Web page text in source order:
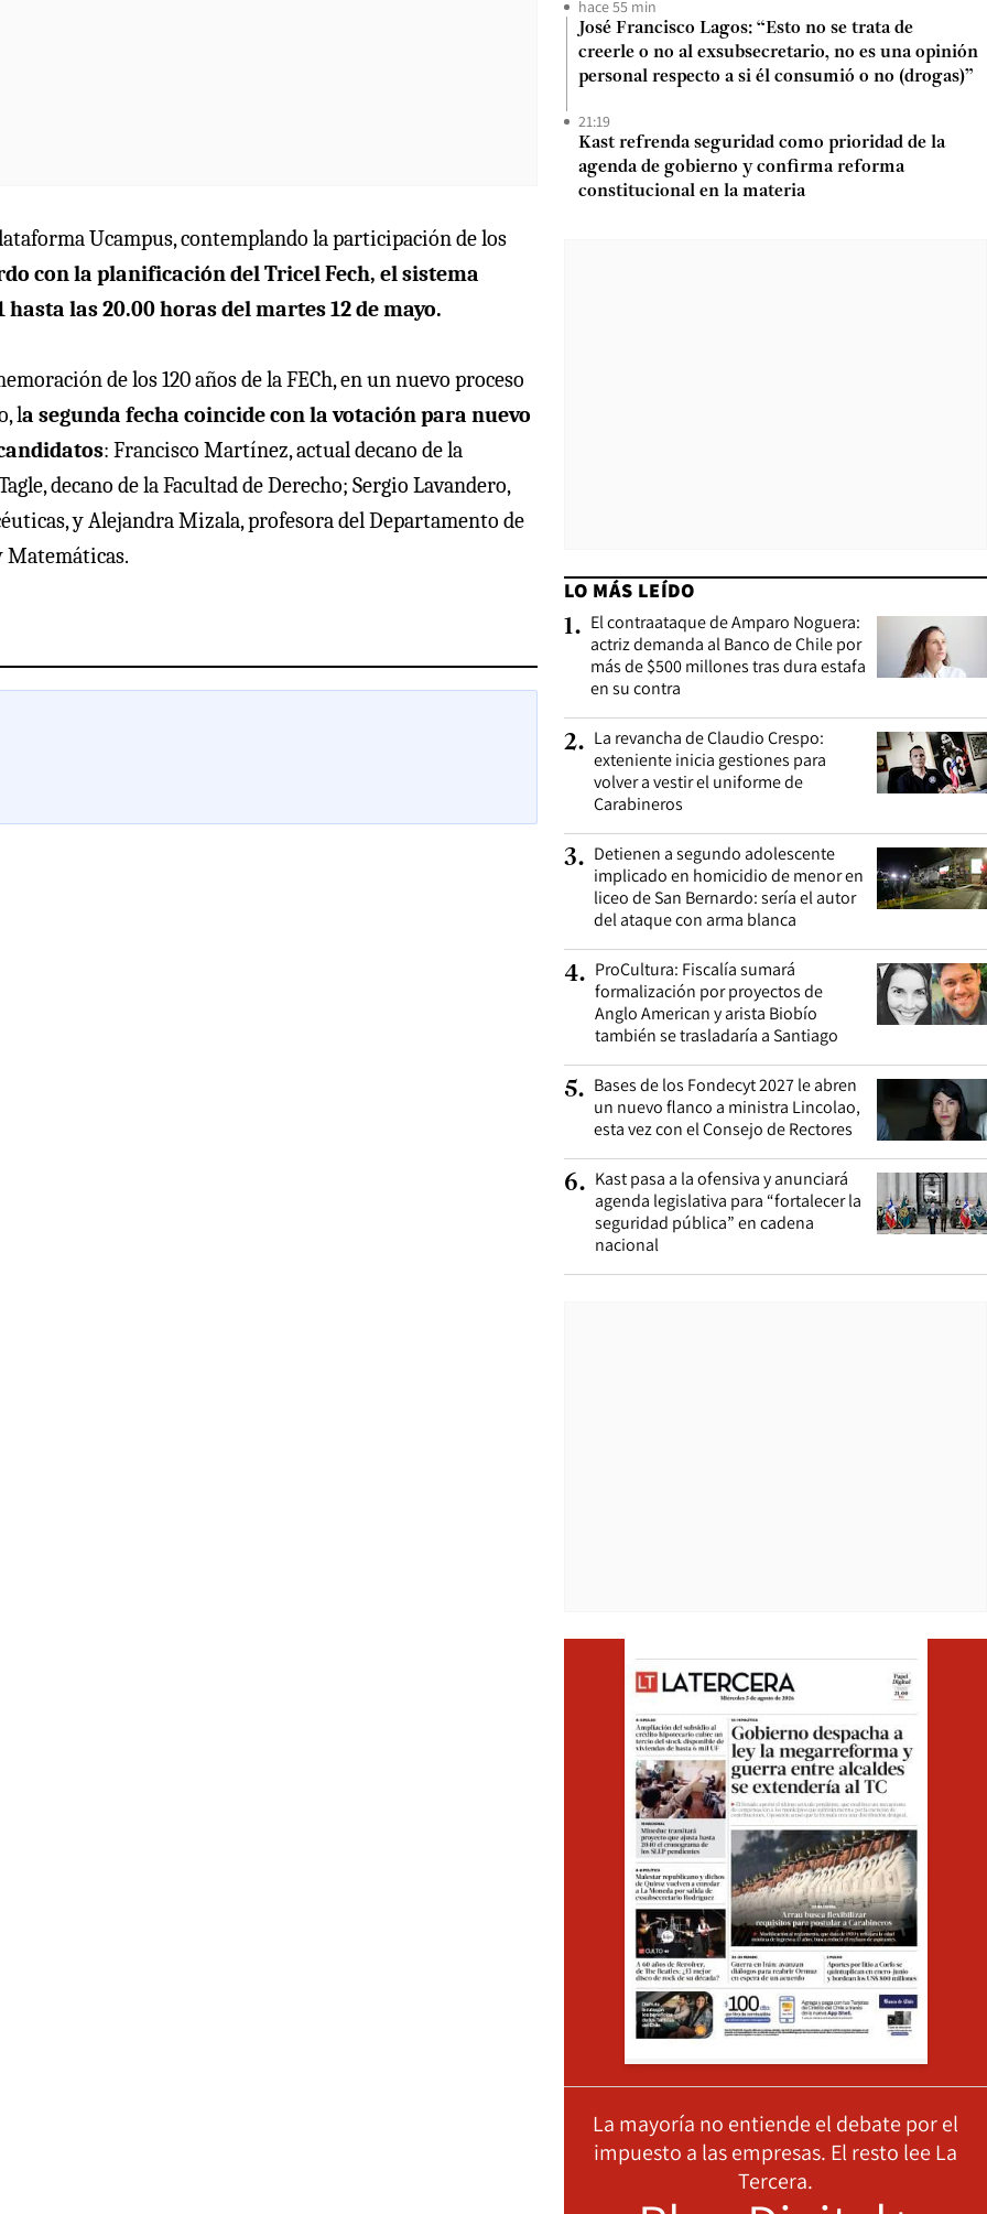
Ucampus, contemplando la participación de los
con la planificación del Tricel Fech, el sistema
las 20.00 horas del martes 12 de mayo.
de los 120 años de la FECh, en un nuevo proceso
la segunda fecha coincide con la votación para nuevo
: Francisco Martínez, actual decano de la
decano de la Facultad de Derecho; Sergio Lavandero,
y Alejandra Mizala, profesora del Departamento de
Matemáticas.
hace 55 min
José Francisco Lagos: “Esto no se trata de
creerle o no al exsubsecretario, no es una opinión
personal respecto a si él consumió o no (drogas)”
21:19
Kast refrenda seguridad como prioridad de la
agenda de gobierno y confirma reforma
constitucional en la materia
LO MÁS LEÍDO
1. El contraataque de Amparo Noguera:
actriz demanda al Banco de Chile por
más de $500 millones tras dura estafa
en su contra
2. La revancha de Claudio Crespo:
exteniente inicia gestiones para
volver a vestir el uniforme de
Carabineros
3. Detienen a segundo adolescente
implicado en homicidio de menor en
liceo de San Bernardo: sería el autor
del ataque con arma blanca
4. ProCultura: Fiscalía sumará
formalización por proyectos de
Anglo American y arista Biobío
también se trasladaría a Santiago
5. Bases de los Fondecyt 2027 le abren
un nuevo flanco a ministra Lincolao,
esta vez con el Consejo de Rectores
6. Kast pasa a la ofensiva y anunciará
agenda legislativa para “fortalecer la
seguridad pública” en cadena
nacional
La mayoría no entiende el debate por el
impuesto a las empresas. El resto lee La
Tercera.